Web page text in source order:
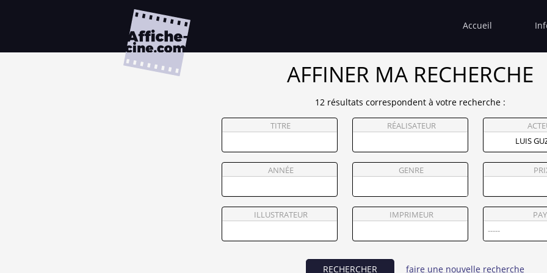
Accueil
AFFINER MA RECHERCHE
12 résultats correspondent à votre recherche :
TITRE RÉALISATEUR
ANNÉE GENRE
ILLUSTRATEUR IMPRIMEUR
RECHERCHER faire une nouvelle recherche